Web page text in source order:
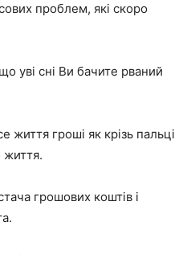
проблем, які скоро
уві сні Ви бачите рваний
гроші як крізь пальці
життя.
грошових коштів і